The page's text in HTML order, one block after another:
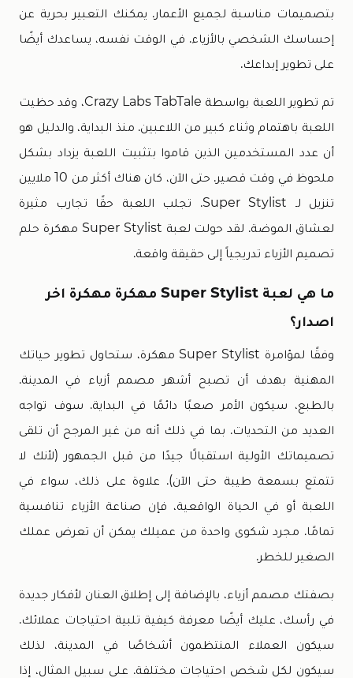
بتصميمات مناسبة لجميع الأعمار. يمكنك التعبير بحرية عن
إحساسك الشخصي بالأزياء. في الوقت نفسه، يساعدك أيضًا
على تطوير إبداعك.
تم تطوير اللعبة بواسطة Crazy Labs TabTale، وقد حظيت
اللعبة باهتمام وثناء كبير من اللاعبين. منذ البداية، والدليل هو
أن عدد المستخدمين الذين قاموا بتثبيت اللعبة يزداد بشكل
ملحوظ في وقت قصير. حتى الآن، كان هناك أكثر من 10 ملايين
تنزيل لـ Super Stylist. تجلب اللعبة حقًا تجارب مثيرة
لعشاق الموضة. لقد حولت لعبة Super Stylist مهكرة حلم
تصميم الأزياء تدريجياً إلى حقيقة واقعة.
ما هي لعبة Super Stylist مهكرة مهكرة اخر
اصدار؟
وفقًا لمؤامرة Super Stylist مهكرة، ستحاول تطوير حياتك
المهنية بهدف أن تصبح أشهر مصمم أزياء في المدينة.
بالطبع، سيكون الأمر صعبًا دائمًا في البداية. سوف تواجه
العديد من التحديات. بما في ذلك أنه من غير المرجح أن تلقى
تصميماتك الأولية استقبالًا جيدًا من قبل الجمهور (لأنك لا
تتمتع بسمعة طيبة حتى الآن). علاوة على ذلك، سواء في
اللعبة أو في الحياة الواقعية، فإن صناعة الأزياء تنافسية
تمامًا. مجرد شكوى واحدة من عميلك يمكن أن تعرض عملك
الصغير للخطر.
بصفتك مصمم أزياء، بالإضافة إلى إطلاق العنان لأفكار جديدة
في رأسك، عليك أيضًا معرفة كيفية تلبية احتياجات عملائك.
سيكون العملاء المنتظمون أشخاصًا في المدينة، لذلك
سيكون لكل شخص احتياجات مختلفة. على سبيل المثال، إذا